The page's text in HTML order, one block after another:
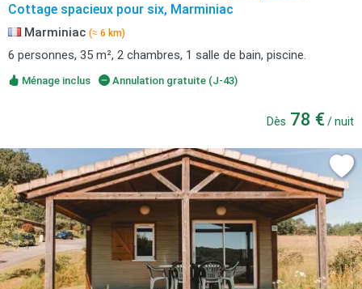
Cottage spacieux pour six, Marminiac
Marminiac (≈ 6 km)
6 personnes, 35 m², 2 chambres, 1 salle de bain, piscine.
Ménage inclus Annulation gratuite (J-43)
Dès 78 € / nuit